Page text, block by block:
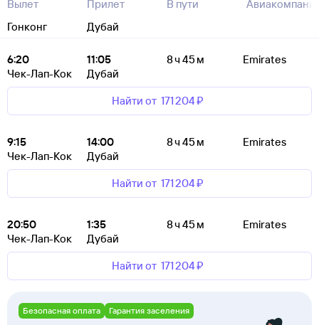
Вылет
Гонконг
Прилет
Дубай
В пути
6:20
Чек-Лап-Кок
11:05
Дубай
8 ч 45 м Emirates
Найти от 171 ⁠204 ⁠₽
9:15
Чек-Лап-Кок
14:00
Дубай
8 ч 45 м Emirates
Найти от 171 ⁠204 ⁠₽
20:50
Чек-Лап-Кок
1:35
Дубай
8 ч 45 м Emirates
Найти от 171 ⁠204 ⁠₽
Безопасная оплата Гарантия заселения